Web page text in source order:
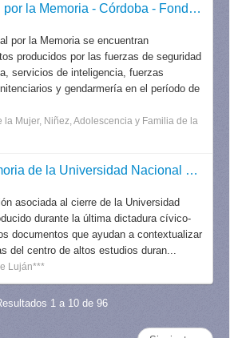
Archivo Provincial por la Memoria - Córdoba - Fondos y colecciones
por la Memoria se encuentran
producidos por las fuerzas de seguridad
servicios de inteligencia, fuerzas
y gendarmería en el período de
la Mujer, Niñez, Adolescencia y Familia de la
Archivo de la Memoria de la Universidad Nacional de Luján (UNLu)
asociada al cierre de la Universidad
durante la última dictadura cívico-
documentos que ayudan a contextualizar
del centro de altos estudios duran...
Luján***
1 a 10 de 96